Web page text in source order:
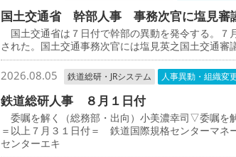
国土交通省 幹部人事 事務次官に塩見審
国土交通省は７日付で幹部の異動を発令する。７
された。国土交通事務次官には塩見英之国土交通審
2026.08.05 鉄道総研・JRシステム 人事異動・組織変
鉄道総研人事 ８月１日付
委嘱を解く（総務部・出向）小美濃幸司▽委嘱を
＝以上７月３１日付＝ 鉄道国際規格センターマネ
センターエキ